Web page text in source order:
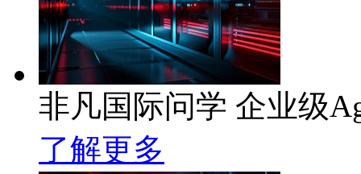
非凡国际问学 企业级
了解更多